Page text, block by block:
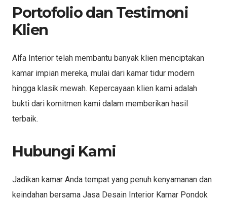
Portofolio dan Testimoni
Klien
Alfa Interior telah membantu banyak klien menciptakan
kamar impian mereka, mulai dari kamar tidur modern
hingga klasik mewah. Kepercayaan klien kami adalah
bukti dari komitmen kami dalam memberikan hasil
terbaik.
Hubungi Kami
Jadikan kamar Anda tempat yang penuh kenyamanan dan
keindahan bersama Jasa Desain Interior Kamar Pondok